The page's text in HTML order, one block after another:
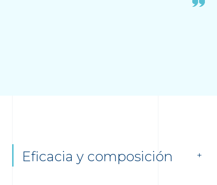
Eficacia y composición